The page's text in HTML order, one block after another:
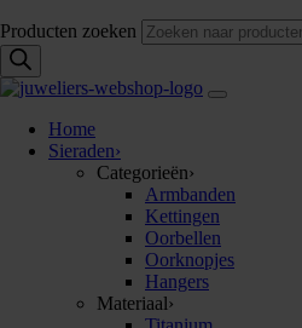
Producten zoeken
Home
Sieraden›
Categorieën›
Armbanden
Kettingen
Oorbellen
Oorknopjes
Hangers
Materiaal›